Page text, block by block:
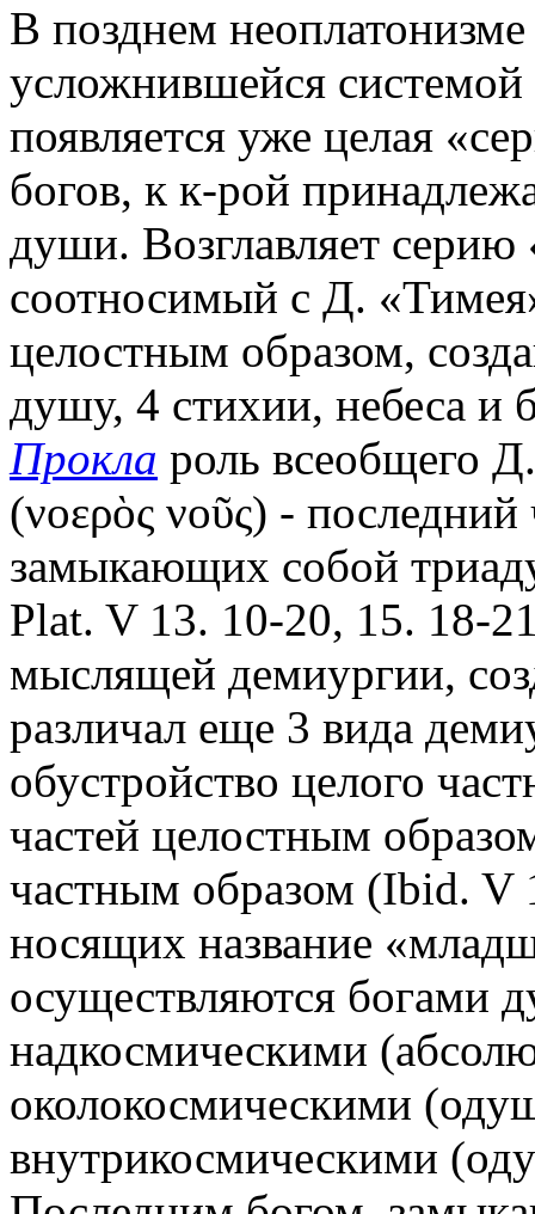
В позднем неоплатонизме
усложнившейся системой
появляется уже целая
богов, к к-рой
души. Возглавляет
соотносимый с Д.
целостным образом,
душу, 4 стихии, небеса и
Прокла роль всеобщего
(νοερὸς νοῦς) -
замыкающих собой
Plat. V 13. 10-20, 15. 18-
мыслящей демиургии,
различал еще 3 вида
обустройство целого
частей целостным
частным образом (Ibid. V
носящих название
осуществляются богами
надкосмическими
околокосмическими
внутрикосмическими